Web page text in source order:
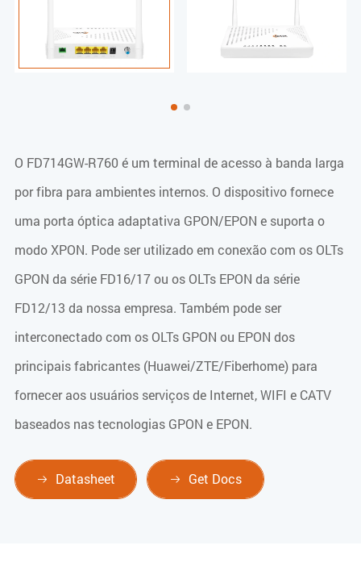
O FD714GW-R760 é um terminal de acesso à banda larga
por fibra para ambientes internos. O dispositivo fornece
uma porta óptica adaptativa GPON/EPON e suporta o
modo XPON. Pode ser utilizado em conexão com os OLTs
GPON da série FD16/17 ou os OLTs EPON da série
FD12/13 da nossa empresa. Também pode ser
interconectado com os OLTs GPON ou EPON dos
principais fabricantes (Huawei/ZTE/Fiberhome) para
fornecer aos usuários serviços de Internet, WIFI e CATV
baseados nas tecnologias GPON e EPON.
 Datasheet  Get Docs